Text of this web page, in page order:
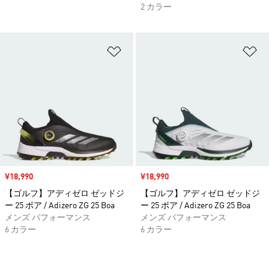
2 カラー
セール価格
¥18,990
【ゴルフ】アディゼロ ゼッドジ
ー 25 ボア / Adizero ZG 25 Boa
メンズ パフォーマンス
6 カラー
セール価格
¥18,990
【ゴルフ】アディゼロ ゼッドジ
ー 25 ボア / Adizero ZG 25 Boa
メンズ パフォーマンス
6 カラー